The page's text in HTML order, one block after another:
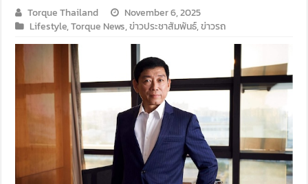
Torque Thailand
November 6, 2025
Lifestyle,Torque News,ข่าวประชาสัมพันธ์,ข่าวรถ